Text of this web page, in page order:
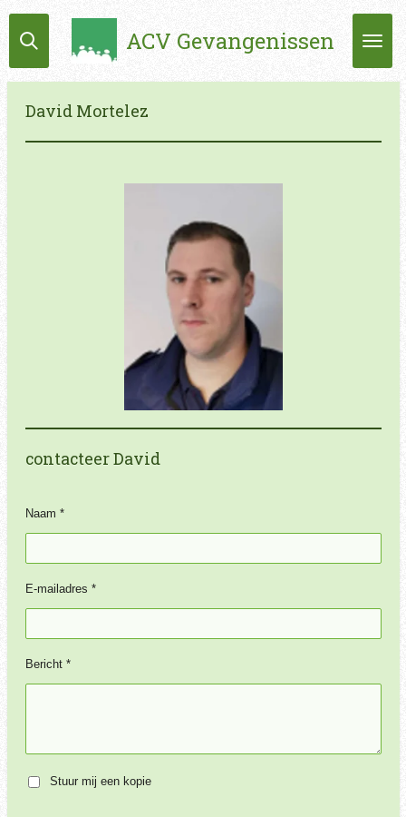
Ga
direct
de
hoofdinhoud
ACV Gevangenissen
David Mortelez
contacteer David
Naam *
E-mailadres *
Bericht *
Stuur mij een kopie